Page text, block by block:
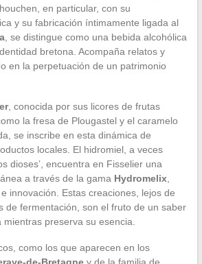
en particular, con su
y su fabricación íntimamente ligada al
, se distingue como una bebida alcohólica
bretona. Acompaña relatos y
en la perpetuación de un patrimonio
, conocida por sus licores de frutas
la fresa de Plougastel y el caramelo
se inscribe en esta dinámica de
locales. El hidromiel, a veces
dioses’, encuentra en Fisselier una
a través de la gama Hydromelix,
innovación. Estas creaciones, lejos de
de fermentación, son el fruto de un saber
preserva su esencia.
como los que aparecen en los